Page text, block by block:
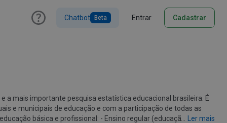
Chatbot Beta Entrar Cadastrar
a mais importante pesquisa estatística educacional brasileira. É
e municipais de educação e com a participação de todas as
Ler mais